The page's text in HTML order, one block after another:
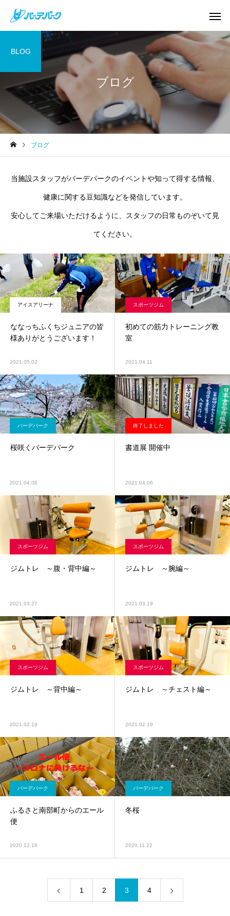
プール 温泉
スポーツジム 運動教室
【最優秀賞】達者村花壇コ
ふるさと南部からのエ
ブログ
BLOG
ブログ
当施設スタッフがバーデパークのイベントや知って得する情報、
健康に関する豆知識などを発信しています。
安心してご来場いただけるように、スタッフの日常ものぞいて見
てください。
アイスアリーナ
ななっちふくちジュニアの皆
様ありがとうございます！
2021.05.02
スポーツジム
初めての筋力トレーニング教
室
2021.04.11
バーデパーク
桜咲くバーデパーク
2021.04.06
終了しました
書道展 開催中
2021.04.06
スポーツジム
ジムトレ ～腹・背中編～
2021.03.27
スポーツジム
ジムトレ ～腕編～
2021.03.19
スポーツジム
ジムトレ ～背中編～
2021.02.19
スポーツジム
ジムトレ ～チェスト編～
2021.02.19
バーデパーク
ふるさと南部町からのエール
便
2020.12.16
バーデパーク
冬桜
2020.11.22
1 2 3 4